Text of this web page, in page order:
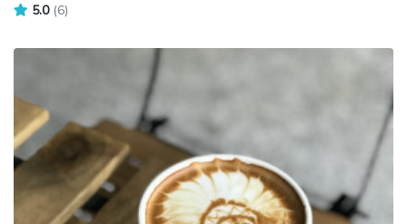
5.0 (6)